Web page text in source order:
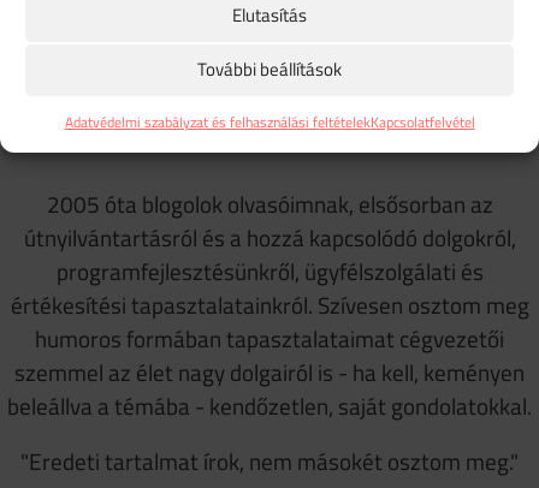
Elutasítás
További beállítások
Adatvédelmi szabályzat és felhasználási feltételekKapcsolatfelvétel
A blogról
2005 óta blogolok olvasóimnak, elsősorban az
útnyilvántartásról és a hozzá kapcsolódó dolgokról,
programfejlesztésünkről, ügyfélszolgálati és
értékesítési tapasztalatainkról. Szívesen osztom meg
humoros formában tapasztalataimat cégvezetői
szemmel az élet nagy dolgairól is - ha kell, keményen
beleállva a témába - kendőzetlen, saját gondolatokkal.
"Eredeti tartalmat írok, nem másokét osztom meg."